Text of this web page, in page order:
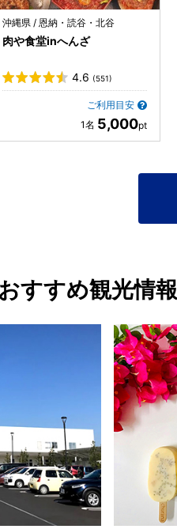
沖縄県 / 恩納・読谷・北谷
肉や食堂inへんざ
4.6 (551)
ご利用目安
5,000
すすめ観光情報